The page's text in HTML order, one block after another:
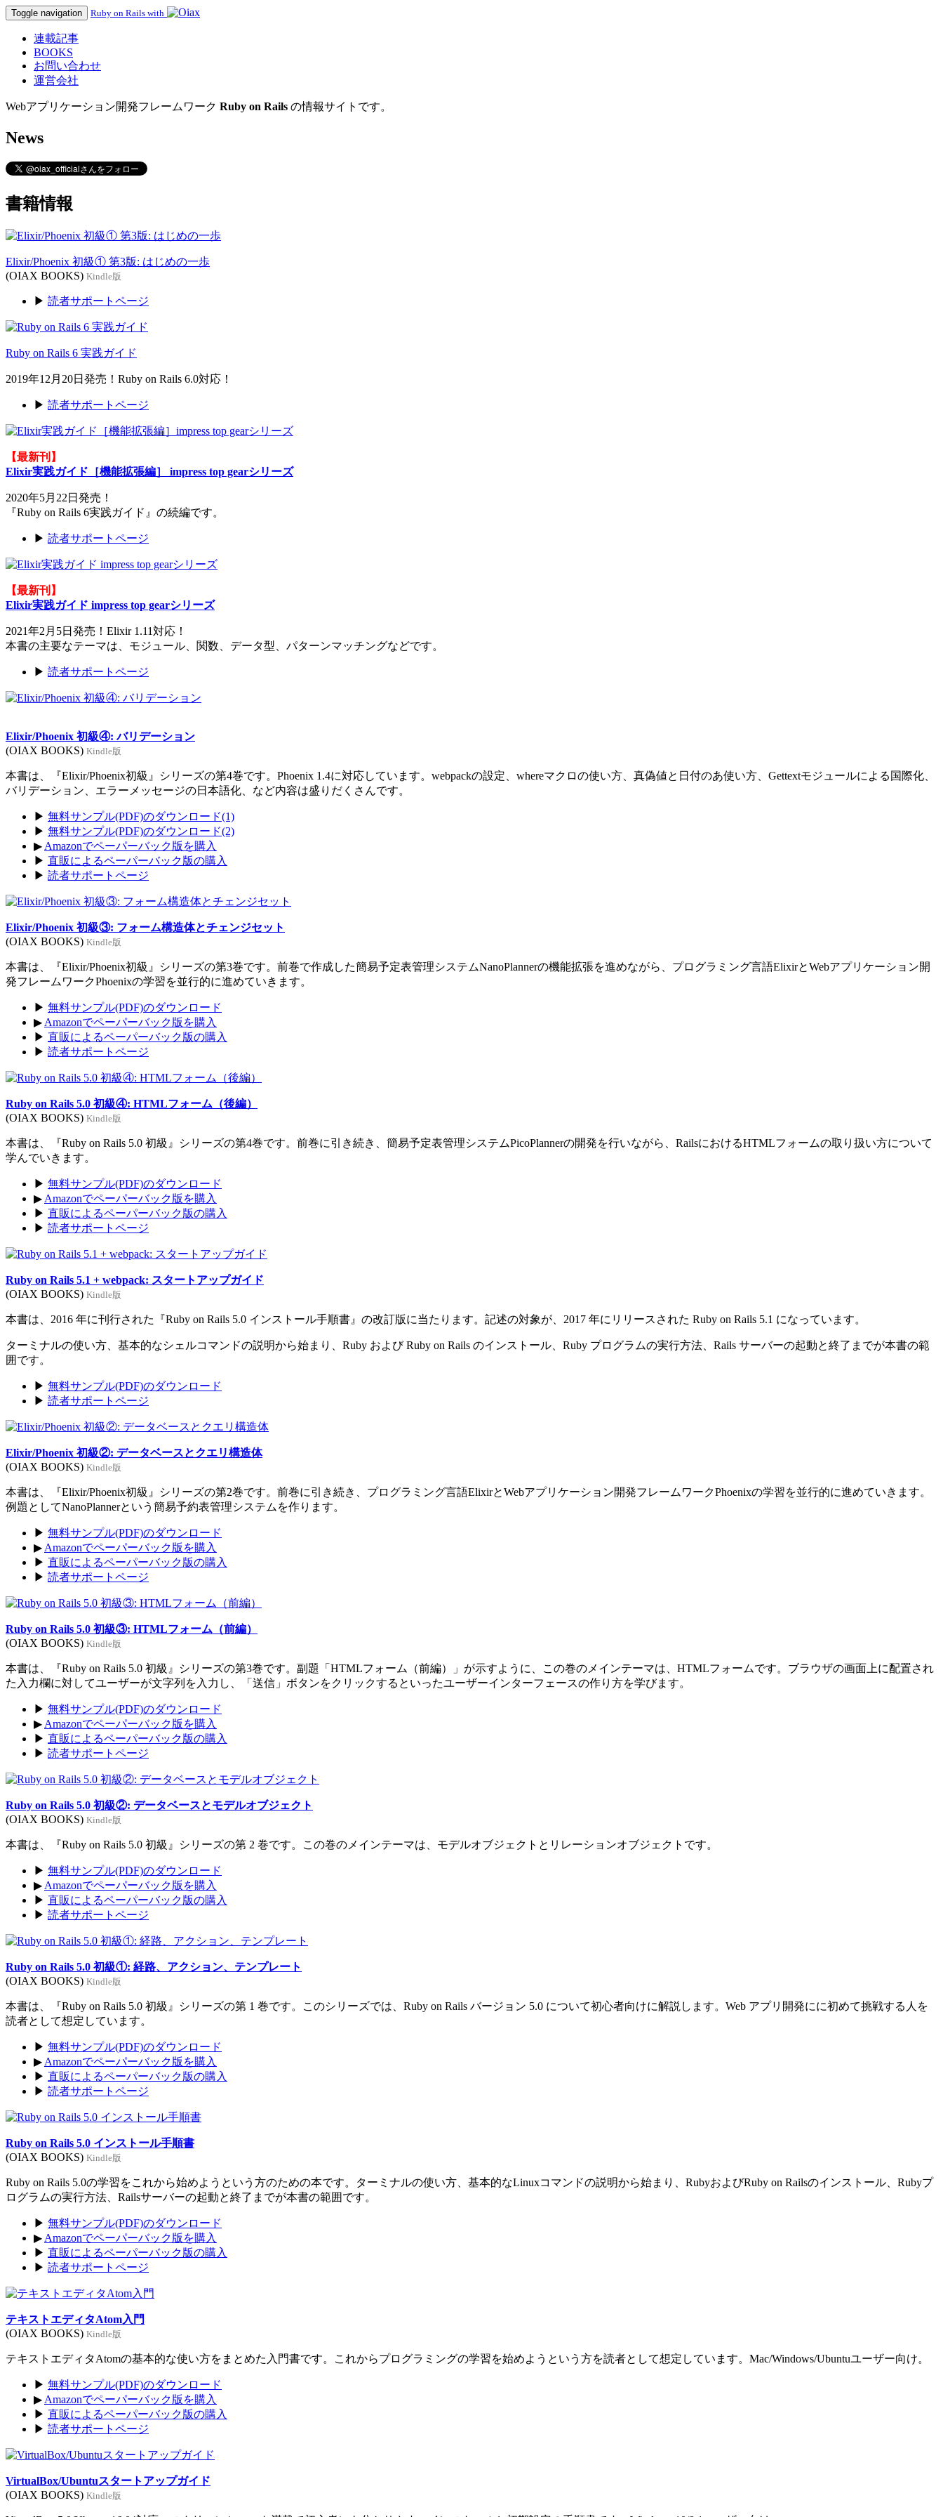
Toggle navigation Ruby on Rails with
連載記事
BOOKS
お問い合わせ
運営会社
Webアプリケーション開発フレームワーク Ruby on Rails の情報サイトです。
News
書籍情報
Elixir/Phoenix 初級① 第3版: はじめの一歩
(OIAX BOOKS) Kindle版
▶ 読者サポートページ
Ruby on Rails 6 実践ガイド
2019年12月20日発売！Ruby on Rails 6.0対応！
▶ 読者サポートページ
【最新刊】
Elixir実践ガイド［機能拡張編］ impress top gearシリーズ
2020年5月22日発売！
『Ruby on Rails 6実践ガイド』の続編です。
▶ 読者サポートページ
【最新刊】
Elixir実践ガイド impress top gearシリーズ
2021年2月5日発売！Elixir 1.11対応！
本書の主要なテーマは、モジュール、関数、データ型、パターンマッチングなどです。
▶ 読者サポートページ
Elixir/Phoenix 初級④: バリデーション
(OIAX BOOKS) Kindle版
本書は、『Elixir/Phoenix初級』シリーズの第4巻です。Phoenix 1.4に対応しています。webpackの設定、whereマクロの使い方、真偽値と日付のあ使い方、Gettextモジュールによる国際化、
バリデーション、エラーメッセージの日本語化、など内容は盛りだくさんです。
▶ 無料サンプル(PDF)のダウンロード(1)
▶ 無料サンプル(PDF)のダウンロード(2)
▶ Amazonでペーパーバック版を購入
▶ 直販によるペーパーバック版の購入
▶ 読者サポートページ
Elixir/Phoenix 初級③: フォーム構造体とチェンジセット
(OIAX BOOKS) Kindle版
本書は、『Elixir/Phoenix初級』シリーズの第3巻です。前巻で作成した簡易予定表管理システムNanoPlannerの機能拡張を進めながら、プログラミング言語ElixirとWebアプリケーション開
発フレームワークPhoenixの学習を並行的に進めていきます。
▶ 無料サンプル(PDF)のダウンロード
▶ Amazonでペーパーバック版を購入
▶ 直販によるペーパーバック版の購入
▶ 読者サポートページ
Ruby on Rails 5.0 初級④: HTMLフォーム（後編）
(OIAX BOOKS) Kindle版
本書は、『Ruby on Rails 5.0 初級』シリーズの第4巻です。前巻に引き続き、簡易予定表管理システムPicoPlannerの開発を行いながら、RailsにおけるHTMLフォームの取り扱い方について
学んでいきます。
▶ 無料サンプル(PDF)のダウンロード
▶ Amazonでペーパーバック版を購入
▶ 直販によるペーパーバック版の購入
▶ 読者サポートページ
Ruby on Rails 5.1 + webpack: スタートアップガイド
(OIAX BOOKS) Kindle版
本書は、2016 年に刊行された『Ruby on Rails 5.0 インストール手順書』の改訂版に当たります。記述の対象が、2017 年にリリースされた Ruby on Rails 5.1 になっています。
ターミナルの使い方、基本的なシェルコマンドの説明から始まり、Ruby および Ruby on Rails のインストール、Ruby プログラムの実行方法、Rails サーバーの起動と終了までが本書の範
囲です。
▶ 無料サンプル(PDF)のダウンロード
▶ 読者サポートページ
Elixir/Phoenix 初級②: データベースとクエリ構造体
(OIAX BOOKS) Kindle版
本書は、『Elixir/Phoenix初級』シリーズの第2巻です。前巻に引き続き、プログラミング言語ElixirとWebアプリケーション開発フレームワークPhoenixの学習を並行的に進めていきます。
例題としてNanoPlannerという簡易予約表管理システムを作ります。
▶ 無料サンプル(PDF)のダウンロード
▶ Amazonでペーパーバック版を購入
▶ 直販によるペーパーバック版の購入
▶ 読者サポートページ
Ruby on Rails 5.0 初級③: HTMLフォーム（前編）
(OIAX BOOKS) Kindle版
本書は、『Ruby on Rails 5.0 初級』シリーズの第3巻です。副題「HTMLフォーム（前編）」が示すように、この巻のメインテーマは、HTMLフォームです。ブラウザの画面上に配置され
た入力欄に対してユーザーが文字列を入力し、「送信」ボタンをクリックするといったユーザーインターフェースの作り方を学びます。
▶ 無料サンプル(PDF)のダウンロード
▶ Amazonでペーパーバック版を購入
▶ 直販によるペーパーバック版の購入
▶ 読者サポートページ
Ruby on Rails 5.0 初級②: データベースとモデルオブジェクト
(OIAX BOOKS) Kindle版
本書は、『Ruby on Rails 5.0 初級』シリーズの第 2 巻です。この巻のメインテーマは、モデルオブジェクトとリレーションオブジェクトです。
▶ 無料サンプル(PDF)のダウンロード
▶ Amazonでペーパーバック版を購入
▶ 直販によるペーパーバック版の購入
▶ 読者サポートページ
Ruby on Rails 5.0 初級①: 経路、アクション、テンプレート
(OIAX BOOKS) Kindle版
本書は、『Ruby on Rails 5.0 初級』シリーズの第 1 巻です。このシリーズでは、Ruby on Rails バージョン 5.0 について初心者向けに解説します。Web アプリ開発にに初めて挑戦する人を
読者として想定しています。
▶ 無料サンプル(PDF)のダウンロード
▶ Amazonでペーパーバック版を購入
▶ 直販によるペーパーバック版の購入
▶ 読者サポートページ
Ruby on Rails 5.0 インストール手順書
(OIAX BOOKS) Kindle版
Ruby on Rails 5.0の学習をこれから始めようという方のための本です。ターミナルの使い方、基本的なLinuxコマンドの説明から始まり、RubyおよびRuby on Railsのインストール、Rubyプ
ログラムの実行方法、Railsサーバーの起動と終了までが本書の範囲です。
▶ 無料サンプル(PDF)のダウンロード
▶ Amazonでペーパーバック版を購入
▶ 直販によるペーパーバック版の購入
▶ 読者サポートページ
テキストエディタAtom入門
(OIAX BOOKS) Kindle版
テキストエディタAtomの基本的な使い方をまとめた入門書です。これからプログラミングの学習を始めようという方を読者として想定しています。Mac/Windows/Ubuntuユーザー向け。
▶ 無料サンプル(PDF)のダウンロード
▶ Amazonでペーパーバック版を購入
▶ 直販によるペーパーバック版の購入
▶ 読者サポートページ
VirtualBox/Ubuntuスタートアップガイド
(OIAX BOOKS) Kindle版